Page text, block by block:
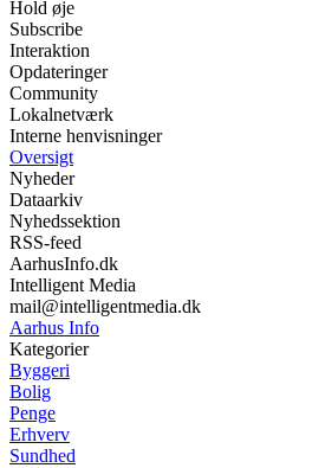
Hold øje
Subscribe
Interaktion
Opdateringer
Community
Lokalnetværk
Interne henvisninger
Oversigt
Nyheder
Dataarkiv
Nyhedssektion
RSS-feed
AarhusInfo.dk
Intelligent Media
mail@intelligentmedia.dk
Aarhus Info
Kategorier
Byggeri
Bolig
Penge
Erhverv
Sundhed